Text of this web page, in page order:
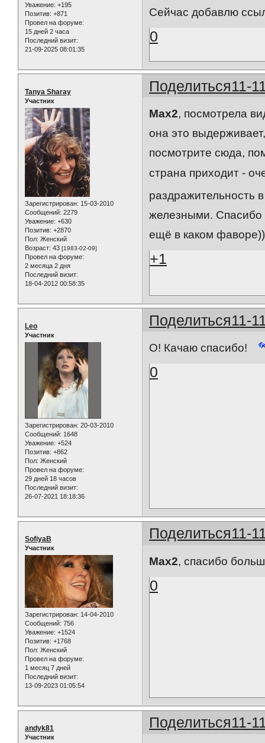
Уважение: +195
Позитив: +871
Провел на форуме:
15 дней 2 часа
Последний визит:
21-09-2025 08:01:35
Сейчас добавлю
0
Поделиться11-
Tanya Sharay
Участник
Зарегистрирован: 15-03-2010
Сообщений: 2279
Уважение: +630
Позитив: +2870
Пол: Женский
Возраст: 43 [1983-02-09]
Провел на форуме:
2 месяца 2 дня
Последний визит:
18-04-2012 00:58:35
Max2, посмотрела
она это
посмотрите сюда,
страна приходит -
раздражительность
железными. Спасибо
ещё в каком
+1
Поделиться11-
Leo
Участник
Зарегистрирован: 20-03-2010
Сообщений: 1648
Уважение: +524
Позитив: +862
Пол: Женский
Провел на форуме:
29 дней 18 часов
Последний визит:
26-07-2021 18:18:36
О! Качаю спасибо!
0
Поделиться11-
SofiyaB
Участник
Зарегистрирован: 14-04-2010
Сообщений: 756
Уважение: +1524
Позитив: +1768
Пол: Женский
Провел на форуме:
1 месяц 7 дней
Последний визит:
13-09-2023 01:05:54
Max2, спасибо
0
Поделиться11-
andyk81
Участник